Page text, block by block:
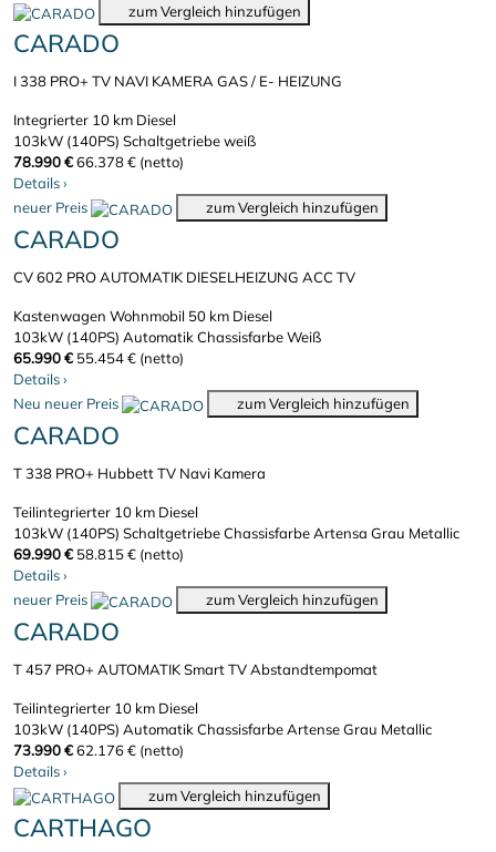
zum Vergleich hinzufügen
CARADO
I 338 PRO+ TV NAVI KAMERA GAS / E- HEIZUNG
Integrierter 10 km Diesel
103kW (140PS) Schaltgetriebeweiß
78.990 €66.378 € (netto)
Details›
neuer Preis
zum Vergleich hinzufügen
CARADO
CV 602 PRO AUTOMATIK DIESELHEIZUNG ACC TV
Kastenwagen Wohnmobil 50 km Diesel
103kW (140PS) AutomatikChassisfarbe Weiß
65.990 € 55.454 € (netto)
Details›
Neu neuer Preis zum Vergleich hinzufügen
CARADO
T 338 PRO+ Hubbett TV Navi Kamera
Teilintegrierter 10 km Diesel
103kW (140PS) SchaltgetriebeChassisfarbe Artensa Grau Metallic
69.990 € 58.815 € (netto)
Details›
neuer Preis
zum Vergleich hinzufügen
CARADO
T 457 PRO+ AUTOMATIK Smart TV Abstandtempomat
Teilintegrierter 10 km Diesel
103kW (140PS) AutomatikChassisfarbe Artense Grau Metallic
73.990 €62.176 € (netto)
Details›
zum Vergleich hinzufügen
CARTHAGO